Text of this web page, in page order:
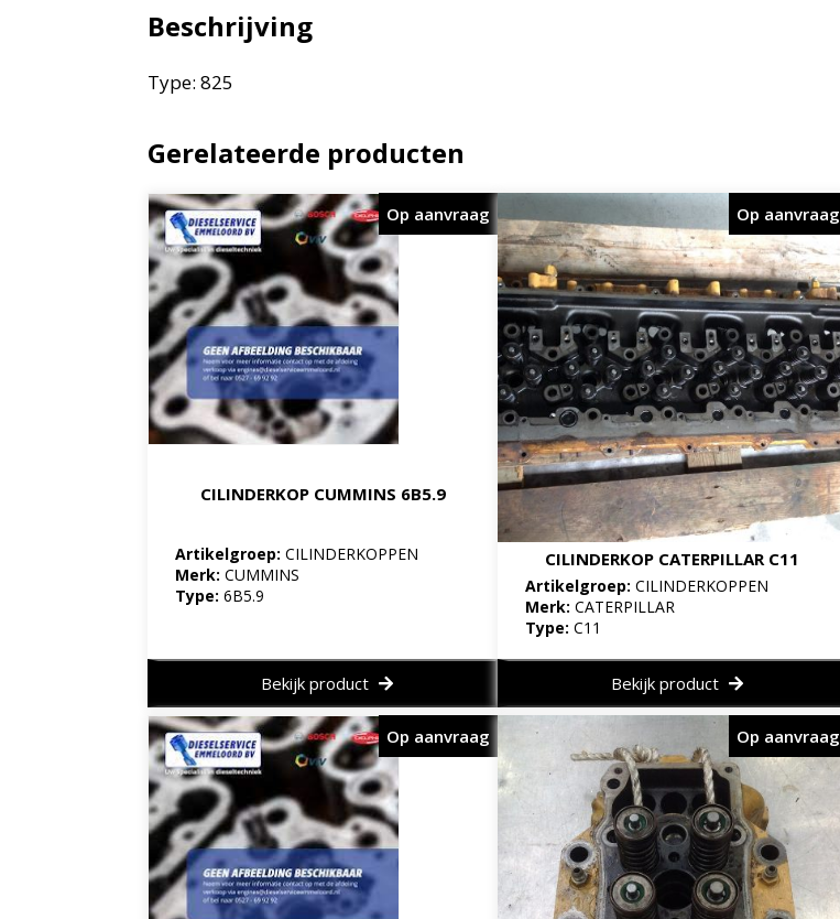
Beschrijving
Type: 825
Gerelateerde producten
CILINDERKOP CUMMINS 6B5.9
Artikelgroep:CILINDERKOPPEN
Merk:CUMMINS
Type: 6B5.9
Op aanvraag
Bekijk product
CILINDERKOP CATERPILLAR C11
Artikelgroep:CILINDERKOPPEN
Merk:CATERPILLAR
Type: C11
Op aanvraag
Bekijk product
Op aanvraag Op aanvraag